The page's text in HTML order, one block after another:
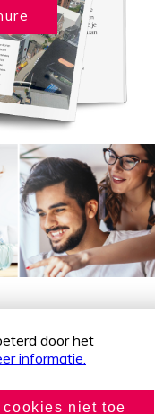
door het
informatie.
cookies niet toe
West